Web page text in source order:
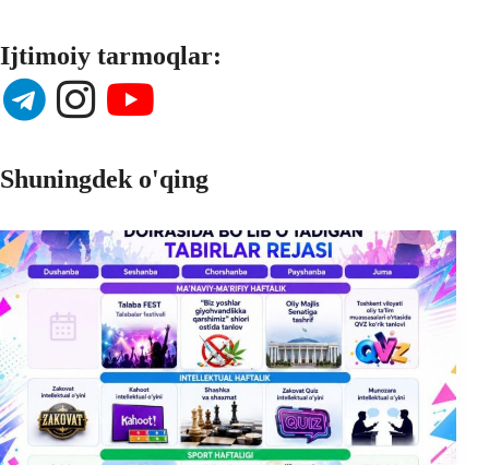
Ijtimoiy tarmoqlar:
Shuningdek o'qing